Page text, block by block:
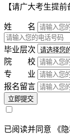
【请广大考生提前
姓 名
毕业层次
院 校
专 业
报名留言
立即提交
已阅读并同意 《